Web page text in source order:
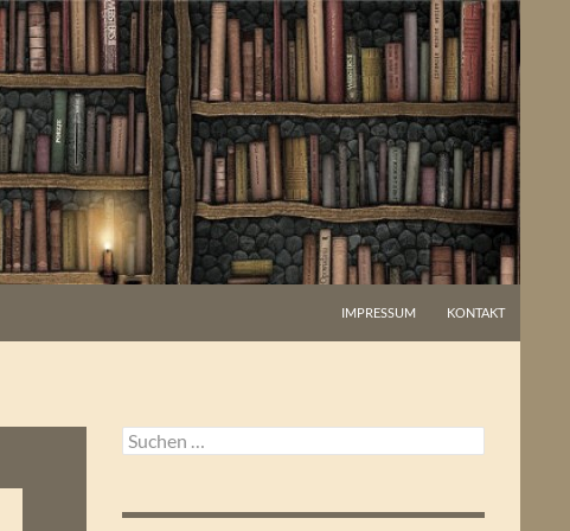
IMPRESSUM KONTAKT
Suchen
nach: